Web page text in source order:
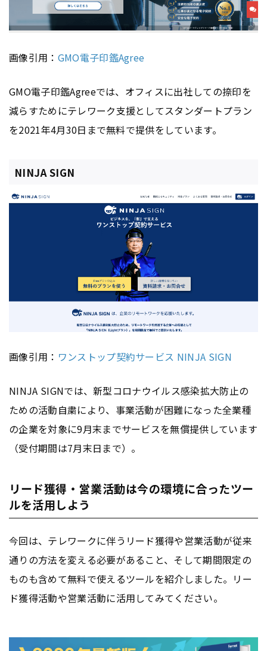
画像引用： GMO電子印鑑Agree
GMO電子印鑑Agreeでは、オフィスに出社しての捺印を
減らすためにテレワーク支援としてスタンダートプラン
を2021年4月30日まで無料で提供をしています。
NINJA SIGN
画像引用： ワンストップ契約サービス NINJA SIGN
NINJA SIGNでは、新型コロナウイルス感染拡大防止の
ための活動自粛により、事業活動が困難になった全業種
の企業を対象に9月末までサービスを無償提供しています
（受付期間は7月末日まで）。
リード獲得・営業活動は今の環境に合ったツー
ルを活用しよう
今回は、テレワークに伴うリード獲得や営業活動が従来
通りの方法を変える必要があること、そして期間限定の
ものも含めて無料で使えるツールを紹介しました。リー
ド獲得活動や営業活動に活用してみてください。